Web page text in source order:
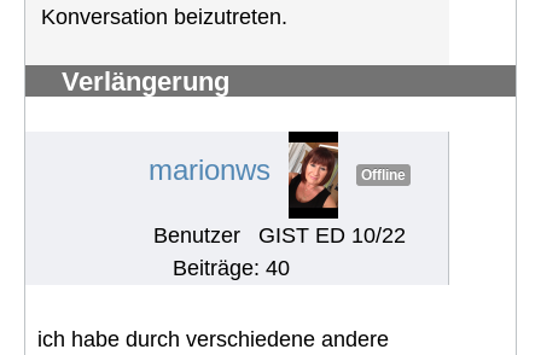
Konversation beizutreten.
Verlängerung
marionws Offline
Benutzer
GIST ED 10/22
Beiträge: 40
ich habe durch verschiedene andere